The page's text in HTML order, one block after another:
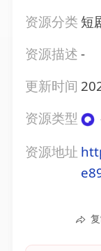
资源分类 短
资源描述-
更新时间
资源类型
资源地址